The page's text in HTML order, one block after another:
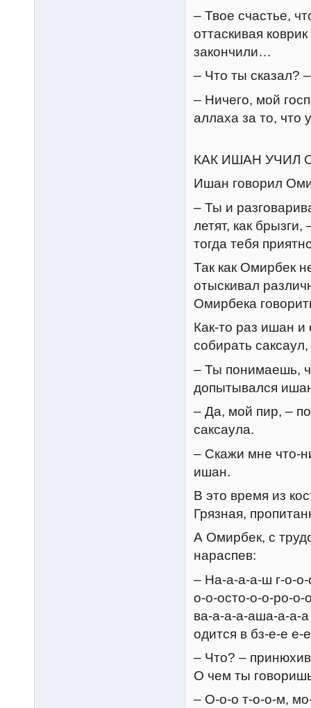
– Твое счастье,
оттаскивая
закончили…
– Что ты сказал?
– Ничего, мой
аллаха за то,
КАК ИШАН УЧИЛ
Ишан говорил
– Ты и
летят, как
тогда тебя
Так как Омирбек
отыскивал
Омирбека
Как-то раз ишан и
собирать
– Ты понимаешь,
допытывался
– Да, мой пир, –
саксаула.
– Скажи мне что-
ишан.
В это время из
Грязная,
А Омирбек, с
нараспев:
– На-а-а-а-ш г-о-
о-о-осто-о-о-ро-о-
ва-а-а-а-аша-а-а-
одится в бз-е-е
– Что? –
О чем ты
– О-о-о т-о-о-м,